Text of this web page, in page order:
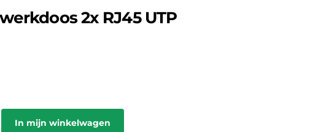
2x RJ45 UTP
In mijn winkelwagen